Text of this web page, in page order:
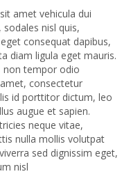
amet vehicula dui
nisl quis,
consequat dapibus,
diam ligula eget mauris.
non tempor odio
consectetur
id porttitor dictum, leo
augue et sapien.
neque vitae,
nulla mollis volutpat
sed dignissim eget,
nisl